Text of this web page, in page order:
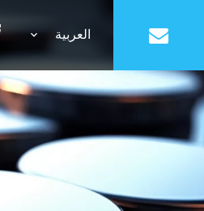
العربية